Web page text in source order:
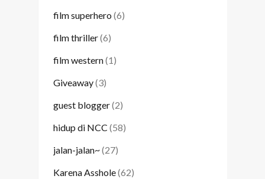
film superhero (6)
film thriller(6)
film western(1)
Giveaway(3)
guest blogger(2)
hidup di NCC (58)
jalan-jalan~(27)
Karena Asshole(62)